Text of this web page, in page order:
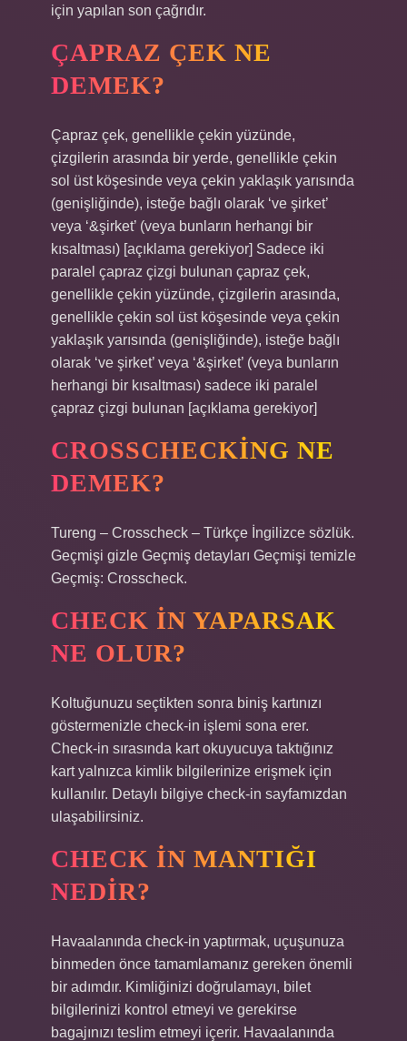
için yapılan son çağrıdır.
ÇAPRAZ ÇEK NE
DEMEK?
Çapraz çek, genellikle çekin yüzünde,
çizgilerin arasında bir yerde, genellikle çekin
sol üst köşesinde veya çekin yaklaşık yarısında
(genişliğinde), isteğe bağlı olarak ‘ve şirket’
veya ‘&şirket’ (veya bunların herhangi bir
kısaltması) [açıklama gerekiyor] Sadece iki
paralel çapraz çizgi bulunan çapraz çek,
genellikle çekin yüzünde, çizgilerin arasında,
genellikle çekin sol üst köşesinde veya çekin
yaklaşık yarısında (genişliğinde), isteğe bağlı
olarak ‘ve şirket’ veya ‘&şirket’ (veya bunların
herhangi bir kısaltması) sadece iki paralel
çapraz çizgi bulunan [açıklama gerekiyor]
CROSSCHECKING NE
DEMEK?
Tureng – Crosscheck – Türkçe İngilizce sözlük.
Geçmişi gizle Geçmiş detayları Geçmişi temizle
Geçmiş: Crosscheck.
CHECK IN YAPARSAK
NE OLUR?
Koltuğunuzu seçtikten sonra biniş kartınızı
göstermenizle check-in işlemi sona erer.
Check-in sırasında kart okuyucuya taktığınız
kart yalnızca kimlik bilgilerinize erişmek için
kullanılır. Detaylı bilgiye check-in sayfamızdan
ulaşabilirsiniz.
CHECK IN MANTIĞI
NEDIR?
Havaalanında check-in yaptırmak, uçuşunuza
binmeden önce tamamlamanız gereken önemli
bir adımdır. Kimliğinizi doğrulamayı, bilet
bilgilerinizi kontrol etmeyi ve gerekirse
bagajınızı teslim etmeyi içerir. Havaalanında